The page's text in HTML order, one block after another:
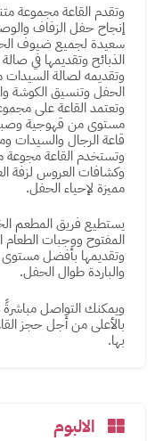
وتقدم القاعة مجموعة
إنجاح حفل الزفاف
سعيدة لجميع ضيوف
الذبائح وتقديمها في
وتقديمه لصالة السيدات
الحفل وتنسيق الكوشة
وتعتمد القاعة على
مستوى من قهوجية
قاعة الرجال والسيدات
وتستخدم القاعة مجوعة
وكشافات العروس لزفة
مميزة لإحياء الحفل.
يستطيع فريق المطعم
المفتوح ووجبات الطعام
وتقديمها بأفضل مستوى
والباردة طوال الحفل.
ويمكنك التواصل مباشرةً
بالأعلى من أجل حجز
بها.
الالبوم